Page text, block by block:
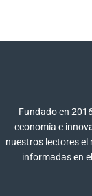
Fundado en
economía e
nuestros lectores el
informadas en